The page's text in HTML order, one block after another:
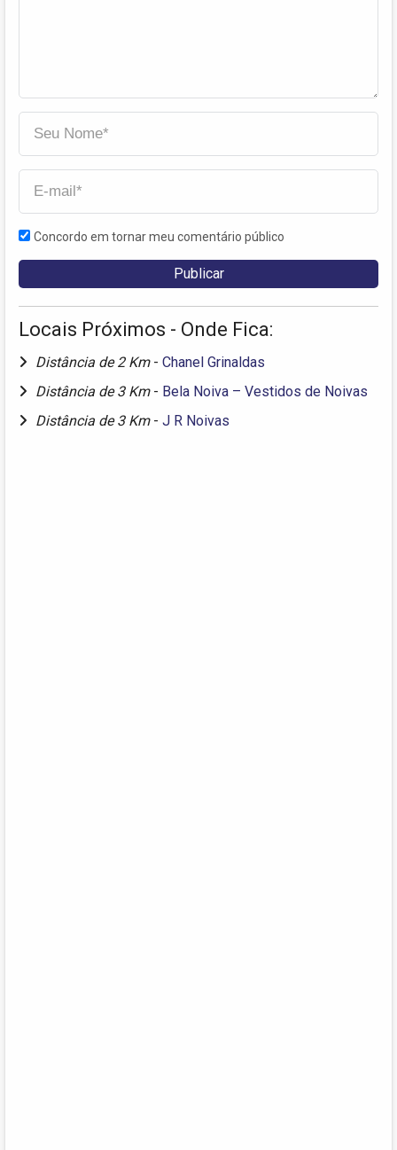
Concordo em tornar meu comentário público
Locais Próximos - Onde Fica:
Distância de 2 Km - Chanel Grinaldas
Distância de 3 Km - Bela Noiva – Vestidos de Noivas
Distância de 3 Km - J R Noivas